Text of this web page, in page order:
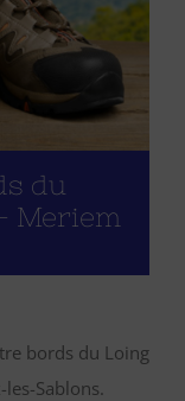
du
Meriem
bords du Loing
Sablons.